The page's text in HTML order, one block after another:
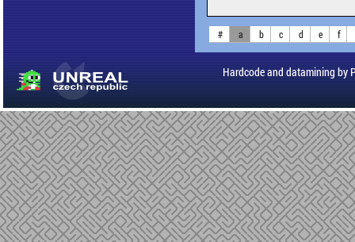
# a b c d e f
Hardcode and datamining by